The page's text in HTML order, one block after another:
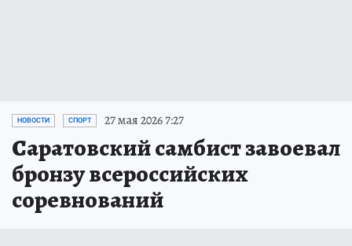
НОВОСТИ СПОРТ 27 мая 2026 7:27
Саратовский самбист завоевал
бронзу всероссийских
соревнований